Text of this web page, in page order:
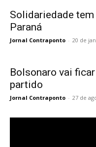
Solidariedade
Paraná
Jornal Contraponto - 20 de
Bolsonaro vai
partido
Jornal Contraponto - 27 de